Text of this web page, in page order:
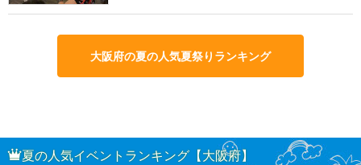
大阪府の夏の人気夏祭りランキング
夏の人気イベントランキング【大阪府】